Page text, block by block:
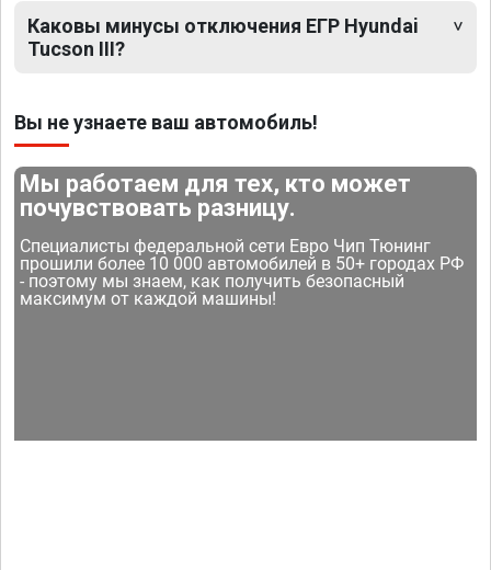
Каковы минусы отключения ЕГР Hyundai
Tucson III?
Вы не узнаете ваш автомобиль!
Мы работаем для тех, кто может
почувствовать разницу.
Специалисты федеральной сети Евро Чип Тюнинг
прошили более 10 000 автомобилей в 50+ городах РФ
- поэтому мы знаем, как получить безопасный
максимум от каждой машины!